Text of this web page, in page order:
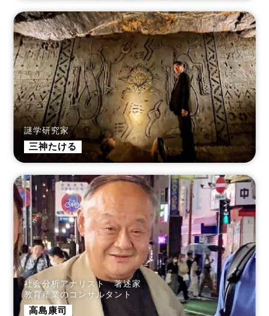
謎学研究家
三神たける
社会分析アナリスト 著述家
教育産業のコンサルタント
高島康司